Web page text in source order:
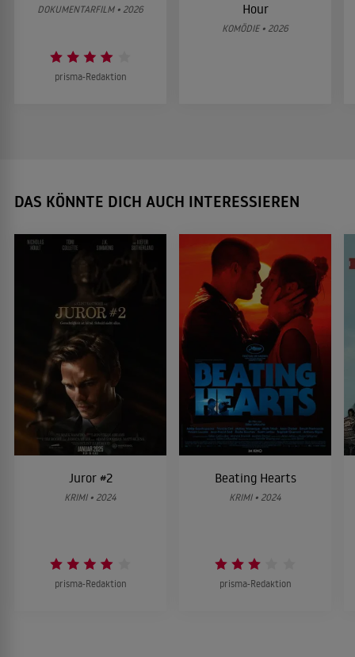
DOKUMENTARFILM • 2026
prisma-Redaktion
Hour
KOMÖDIE • 2026
DAS KÖNNTE DICH AUCH INTERESSIEREN
Juror #2
KRIMI • 2024
prisma-Redaktion
Beating Hearts
KRIMI • 2024
prisma-Redaktion